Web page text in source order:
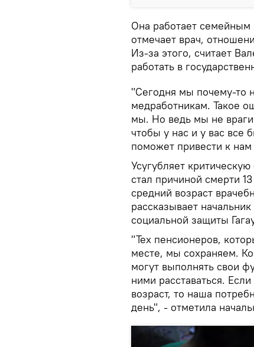
Она работает семейным
отмечает врач,
Из-за этого, считает
работать в
"Сегодня мы почему-то
медработникам. Такое
мы. Но ведь мы не
чтобы у нас и у вас все
поможет привести к
Усугубляет
стал причиной смерти
средний возраст
рассказывает
социальной защиты
"Тех пенсионеров,
месте, мы сохраняем.
могут выполнять свои
ними расставаться.
возраст, то наша
день", - отметила